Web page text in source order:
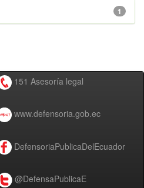
1
151 Asesoría legal
www.defensoria.gob.ec
DefensoriaPublicaDelEcuador
@DefensaPublicaE